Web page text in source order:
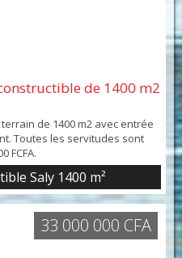
de 1400 m2
de 1400 m2 avec entrée
Toutes les servitudes sont
FCFA.
Saly 1400 m²
33 000 000 CFA